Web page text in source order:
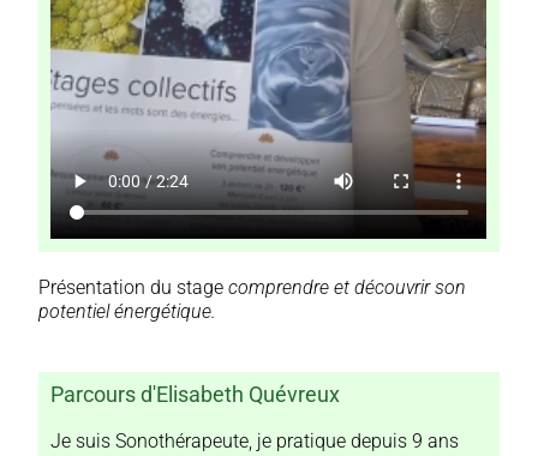
Présentation du stagecomprendre et découvrir son
potentiel énergétique.
Parcours d'Elisabeth Quévreux
Je suis Sonothérapeute, je pratique depuis 9 ans